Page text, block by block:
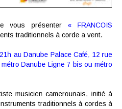
vous présenter « FRANCOIS
traditionnels à corde a vent.
au Danube Palace Café, 12 rue
Danube Ligne 7 bis ou métro
musicien camerounais, initié à
traditionnels à cordes à